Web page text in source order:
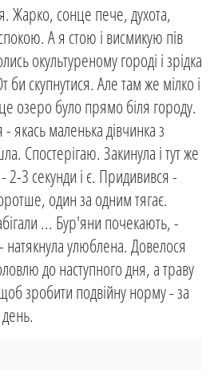
Жарко, сонце пече, духота,
А я стою і висмикую пів
окультуреному городі і зрідка
скупнутися. Але там же мілко і
озеро було прямо біля городу.
якась маленька дівчинка з
Спостерігаю. Закинула і тут же
- 2-3 секунди і є. Придивився -
один за одним тягає.
... Бур'яни почекають, -
улюблена. Довелося
до наступного дня, а траву
зробити подвійну норму - за